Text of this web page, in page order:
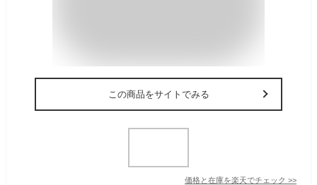
この商品をサイトでみる
価格と在庫を楽天でチェック >>